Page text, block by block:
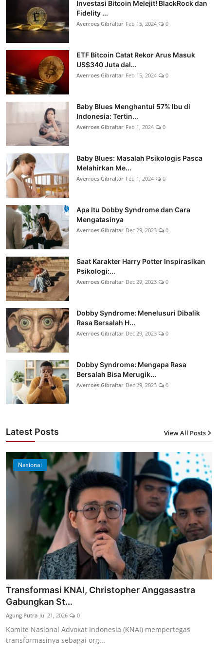
Investasi Bitcoin Melejit! BlackRock dan
Fidelity ...
Averroes Gibraltar Feb 15, 2024 0
ETF Bitcoin Catat Rekor Arus Masuk
US$340 Juta dal...
Averroes Gibraltar Feb 15, 2024 0
Baby Blues Menghantui 57% Ibu di
Indonesia: Tertin...
Averroes Gibraltar Feb 1, 2024 0
Baby Blues: Masalah Psikologis Pasca
Melahirkan Me...
Averroes Gibraltar Feb 1, 2024 0
Apa Itu Dobby Syndrome dan Cara
Mengatasinya
Averroes Gibraltar Dec 29, 2023 0
Saat Karakter Harry Potter Inspirasikan
Psikologi:...
Averroes Gibraltar Dec 29, 2023 0
Dobby Syndrome: Menelusuri Dibalik
Rasa Bersalah H...
Averroes Gibraltar Dec 29, 2023 0
Dobby Syndrome: Mengapa Rasa
Bersalah Bisa Merugik...
Averroes Gibraltar Dec 29, 2023 0
Latest Posts View All Posts
Nasional
Transformasi KNAI, Christopher Anggasastra
Gabungkan St...
Agung Putra Jul 21, 2026 0
Komite Nasional Advokat Indonesia (KNAI) mempertegas
transformasinya sebagai org...